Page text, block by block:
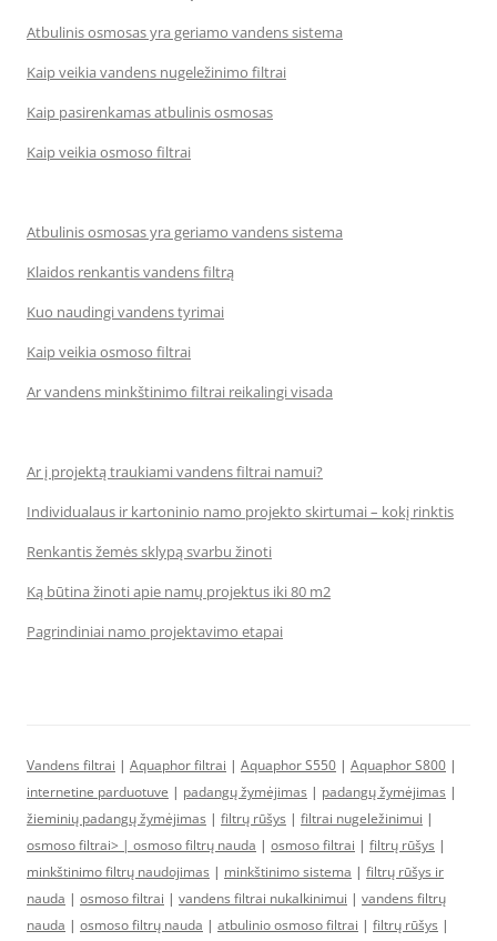
Atbulinis osmosas yra geriamo vandens sistema
Kaip veikia vandens nugeležinimo filtrai
Kaip pasirenkamas atbulinis osmosas
Kaip veikia osmoso filtrai
Atbulinis osmosas yra geriamo vandens sistema
Klaidos renkantis vandens filtrą
Kuo naudingi vandens tyrimai
Kaip veikia osmoso filtrai
Ar vandens minkštinimo filtrai reikalingi visada
Ar į projektą traukiami vandens filtrai namui?
Individualaus ir kartoninio namo projekto skirtumai – kokį rinktis
Renkantis žemės sklypą svarbu žinoti
Ką būtina žinoti apie namų projektus iki 80 m2
Pagrindiniai namo projektavimo etapai
Vandens filtrai | Aquaphor filtrai | Aquaphor S550 | Aquaphor S800 |
internetine parduotuve | padangų žymėjimas | padangų žymėjimas |
žieminių padangų žymėjimas | filtrų rūšys | filtrai nugeležinimui |
osmoso filtrai> | osmoso filtrų nauda | osmoso filtrai | filtrų rūšys |
minkštinimo filtrų naudojimas | minkštinimo sistema | filtrų rūšys ir
nauda | osmoso filtrai | vandens filtrai nukalkinimui | vandens filtrų
nauda | osmoso filtrų nauda | atbulinio osmoso filtrai | filtrų rūšys |